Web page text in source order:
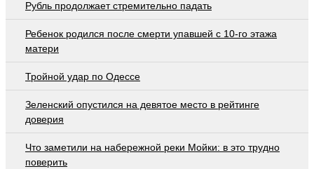
Рубль продолжает стремительно падать
Ребенок родился после смерти упавшей с 10-го этажа
матери
Тройной удар по Одессe
Зеленский опустился на девятое место в рейтинге
доверия
Что заметили на набережной реки Мойки: в это трудно
поверить